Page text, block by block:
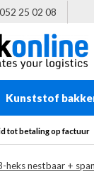
052 25 02 08
Kunststof
herroepingsrecht, na
heks nestbaar +